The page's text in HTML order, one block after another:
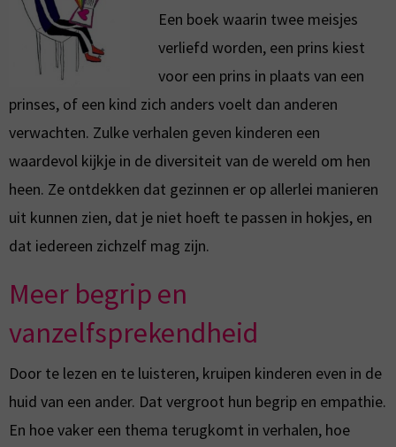
Een boek waarin twee meisjes
verliefd worden, een prins kiest
voor een prins in plaats van een
prinses, of een kind zich anders voelt dan anderen
verwachten. Zulke verhalen geven kinderen een
waardevol kijkje in de diversiteit van de wereld om hen
heen. Ze ontdekken dat gezinnen er op allerlei manieren
uit kunnen zien, dat je niet hoeft te passen in hokjes, en
dat iedereen zichzelf mag zijn.
Meer begrip en
vanzelfsprekendheid
Door te lezen en te luisteren, kruipen kinderen even in de
huid van een ander. Dat vergroot hun begrip en empathie.
En hoe vaker een thema terugkomt in verhalen, hoe